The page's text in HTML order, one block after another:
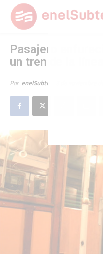
Pasajero
un tren de la línea
Por enelSubte